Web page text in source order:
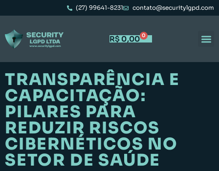
(27) 99641-8231 contato@securitylgpd.com
R$ 0,00 0
TRANSPARÊNCIA E
CAPACITAÇÃO:
PILARES PARA
REDUZIR RISCOS
CIBERNÉTICOS NO
SETOR DE SAÚDE